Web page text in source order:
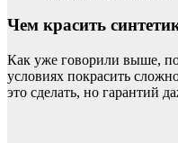
Чем красить
Как уже говорили выше,
условиях покрасить
это сделать, но гарантий